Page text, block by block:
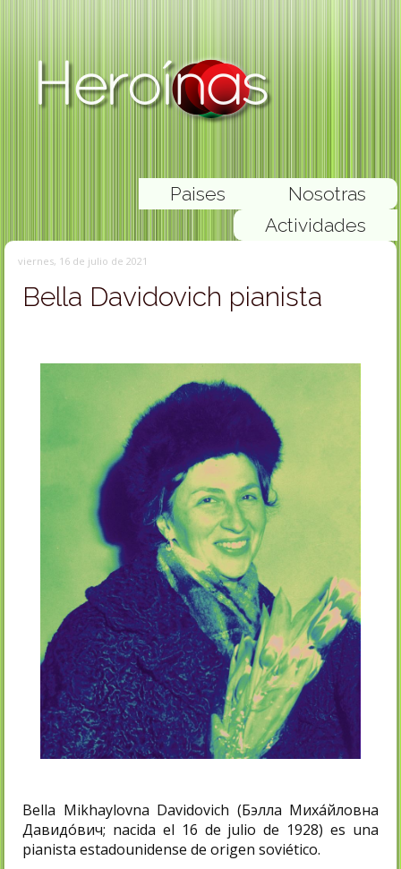
Nosotras
Paises
Actividades
viernes, 16 de julio de 2021
Bella Davidovich pianista
Bella Mikhaylovna Davidovich (Бэлла Миха́йловна
Давидо́вич; nacida el 16 de julio de 1928) es una
pianista estadounidense de origen soviético.